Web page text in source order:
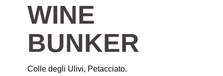
WINE
BUNKER
Colle degli Ulivi, Petacciato.